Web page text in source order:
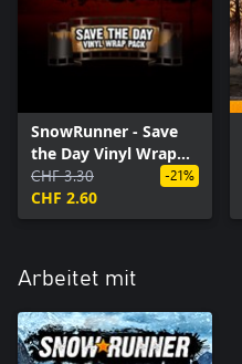
SnowRunner - Save
the Day Vinyl Wrap
Pack (Windows 10)
CHF 3.30
CHF 2.60
-21%
Arbeitet mit